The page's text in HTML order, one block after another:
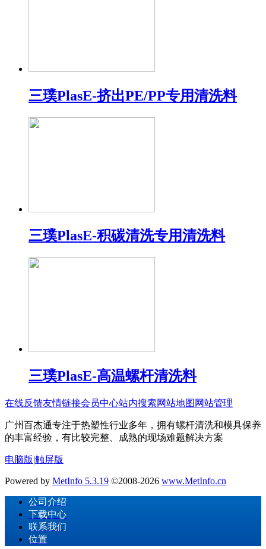
三璞PlasE-挤出PE/PP专用清洗料
三璞PlasE-积碳清洗专用清洗料
三璞PlasE-高温螺杆清洗料
在线反馈友情链接会员中心站内搜索网站地图 网站管理
广州百杰通专注于热塑性行业多年，拥有螺杆清洗和模具保养
的丰富经验，有比较完整、成熟的现场难题解决方案
电脑版|触屏版
Powered by MetInfo 5.3.19 ©2008-2026 www.MetInfo.cn
公司介绍
下载中心
联系我们
位置